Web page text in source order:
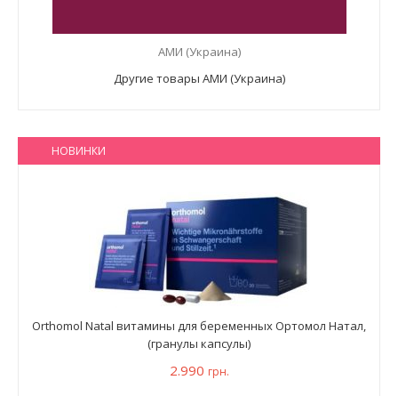
АМИ (Украина)
Другие товары АМИ (Украина)
НОВИНКИ
Orthomol Natal витамины для беременных Ортомол Натал,
(гранулы капсулы)
2.990 грн.